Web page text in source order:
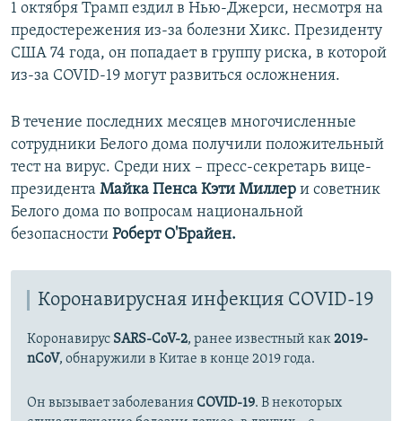
1 октября Трамп ездил в Нью-Джерси, несмотря на
предостережения из-за болезни Хикс. Президенту
США 74 года, он попадает в группу риска, в которой
из-за COVID-19 могут развиться осложнения.
В течение последних месяцев многочисленные
сотрудники Белого дома получили положительный
тест на вирус. Среди них – пресс-секретарь вице-
президента Майка Пенса Кэти Миллер и советник
Белого дома по вопросам национальной
безопасности Роберт О'Брайен.
Коронавирусная инфекция COVID-19
Коронавирус SARS-CoV-2, ранее известный как2019-
nCoV, обнаружили в Китае в конце 2019 года.
Он вызывает заболеванияCOVID-19. В некоторых